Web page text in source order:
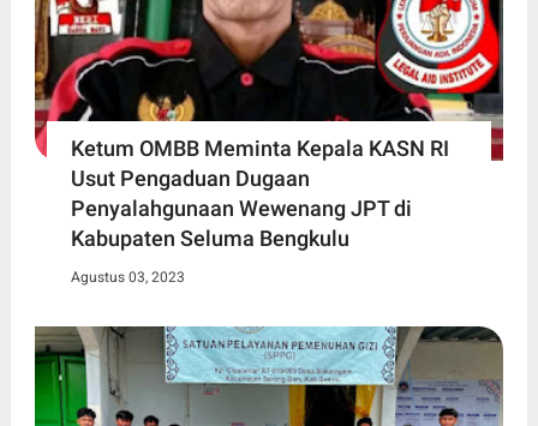
Ketum OMBB Meminta Kepala KASN RI
Usut Pengaduan Dugaan
Penyalahgunaan Wewenang JPT di
Kabupaten Seluma Bengkulu
Agustus 03, 2023